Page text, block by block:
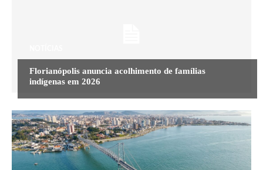
Florianópolis anuncia acolhimento de famílias
indígenas em 2026